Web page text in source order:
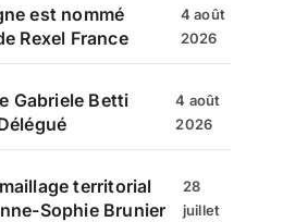
est nommé
Rexel France
4 août
2026
Gabriele Betti
4 août
2026
territorial
Sophie Brunier
28
juillet